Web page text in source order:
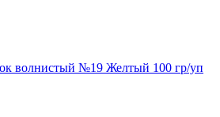
волнистый №19 Желтый 100 гр/уп